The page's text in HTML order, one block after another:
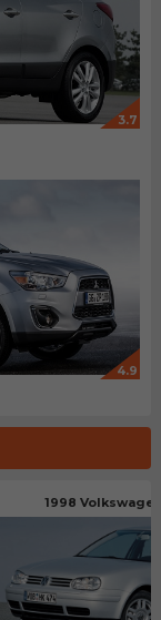
3.7
4.9
1998